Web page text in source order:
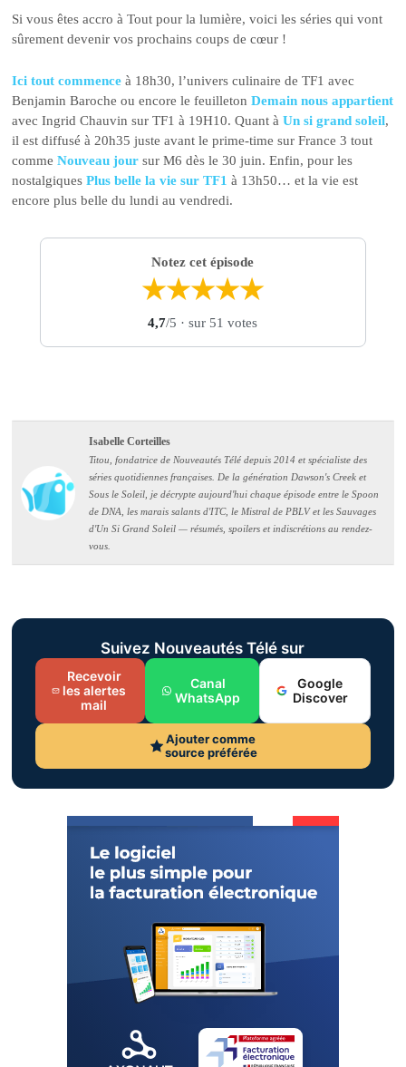
Si vous êtes accro à Tout pour la lumière, voici les séries qui vont
sûrement devenir vos prochains coups de cœur !
Ici tout commence à 18h30, l’univers culinaire de TF1 avec
Benjamin Baroche ou encore le feuilletonDemain nous appartient
avec Ingrid Chauvin sur TF1 à 19H10. Quant àUn si grand soleil,
il est diffusé à 20h35 juste avant le prime-time sur France 3 tout
commeNouveau jour sur M6 dès le 30 juin. Enfin, pour les
nostalgiquesPlus belle la vie sur TF1 à 13h50… et la vie est
encore plus belle du lundi au vendredi.
Notez cet épisode
★★★★★
4,7/5 · sur 51 votes
Isabelle Corteilles
Titou, fondatrice de Nouveautés Télé depuis 2014 et spécialiste des
séries quotidiennes françaises. De la génération Dawson's Creek et
Sous le Soleil, je décrypte aujourd'hui chaque épisode entre le Spoon
de DNA, les marais salants d'ITC, le Mistral de PBLV et les Sauvages
d'Un Si Grand Soleil — résumés, spoilers et indiscrétions au rendez-
vous.
Suivez Nouveautés Télé sur
Recevoir
les alertes
mail
Canal
WhatsApp
Google
Discover
Ajouter comme
source préférée